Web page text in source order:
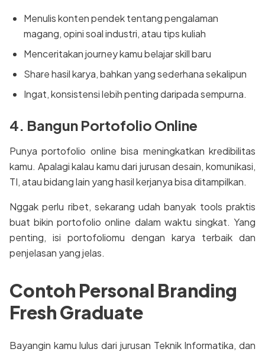
Menulis konten pendek tentang pengalaman
magang, opini soal industri, atau tips kuliah
Menceritakan journey kamu belajar skill baru
Share hasil karya, bahkan yang sederhana sekalipun
Ingat, konsistensi lebih penting daripada sempurna.
4. Bangun Portofolio Online
Punya portofolio online bisa meningkatkan kredibilitas
kamu. Apalagi kalau kamu dari jurusan desain, komunikasi,
TI, atau bidang lain yang hasil kerjanya bisa ditampilkan.
Nggak perlu ribet, sekarang udah banyak tools praktis
buat bikin portofolio online dalam waktu singkat. Yang
penting, isi portofoliomu dengan karya terbaik dan
penjelasan yang jelas.
Contoh Personal Branding
Fresh Graduate
Bayangin kamu lulus dari jurusan Teknik Informatika, dan